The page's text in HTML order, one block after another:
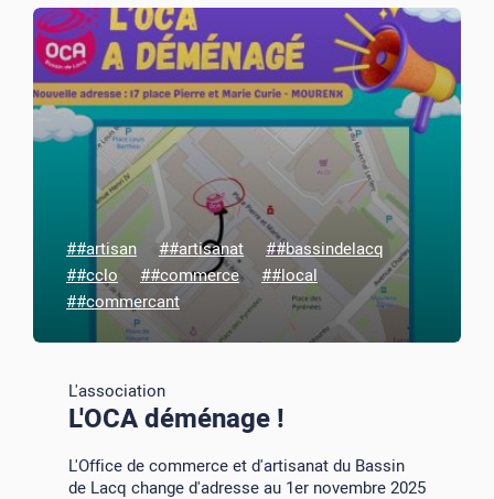
##artisan ##artisanat
##bassindelacq
##cclo
##commerce
##local
##commercant
L'association
L'OCA déménage !
L'Office de commerce et d'artisanat du Bassin
de Lacq change d'adresse au 1er novembre 2025